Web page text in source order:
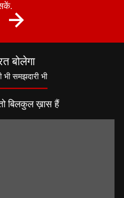
बोलेगा
भी समझदारी भी
बिलकुल ख़ास हैं